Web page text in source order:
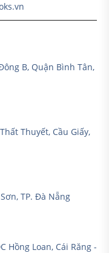
B, Quận Bình Tân,
Thuyết, Cầu Giấy,
TP. Đà Nẵng
Hồng Loan, Cái Răng -